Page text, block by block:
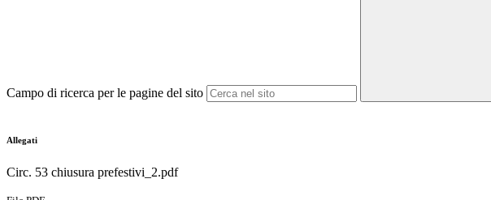
Campo di ricerca per le pagine del sito
Allegati
Circ. 53 chiusura prefestivi_2.pdf